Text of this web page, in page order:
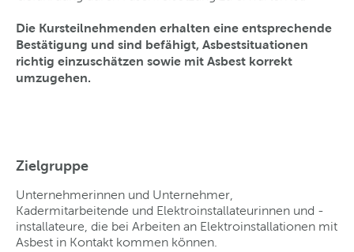
Die Kursteilnehmenden erhalten eine entsprechende
Bestätigung und sind befähigt, Asbestsituationen
richtig einzuschätzen sowie mit Asbest korrekt
umzugehen.
Zielgruppe
Unternehmerinnen und Unternehmer,
Kadermitarbeitende und Elektroinstallateurinnen und -
installateure, die bei Arbeiten an Elektroinstallationen mit
Asbest in Kontakt kommen können.